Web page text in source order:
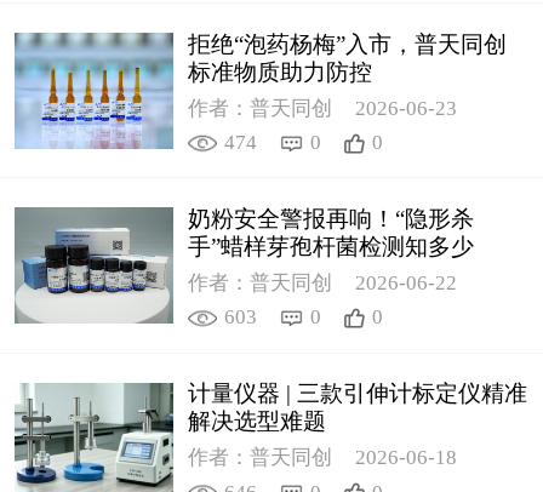
拒绝“泡药杨梅”入市，普天同创
标准物质助力防控
作者：普天同创
2026-06-23
474
0 0
奶粉安全警报再响！“隐形杀
手”蜡样芽孢杆菌检测知多少
作者：普天同创
2026-06-22
603
0 0
计量仪器 | 三款引伸计标定仪精准
解决选型难题
作者：普天同创
2026-06-18